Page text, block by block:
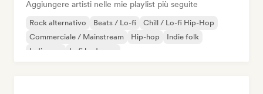
Aggiungere artisti nelle mie playlist più seguite
Rock alternativo Beats / Lo-fi
Chill / Lo-fi Hip-Hop
Commerciale / Mainstream
Hip-hop
Indie folk
Indie pop
Lofi bedroom